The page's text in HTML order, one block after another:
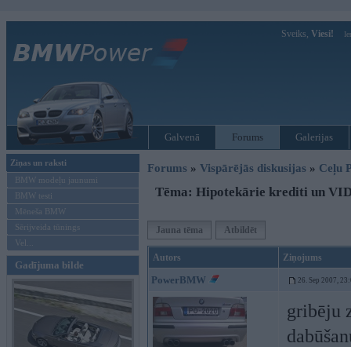
Sveiks, Viesi!
Galvenā Forums Galerijas
Ziņas un raksti
BMW modeļu jaunumi
BMW testi
Mēneša BMW
Sērijveida tūnings
Vel...
Gadījuma bilde
Forums » Vispārējās diskusijas » Ceļu
Tēma: Hipotekārie krediti un
Jauna tēma Atbildēt
Autors Ziņojums
PowerBMW 26. Sep 2007,
gribēju